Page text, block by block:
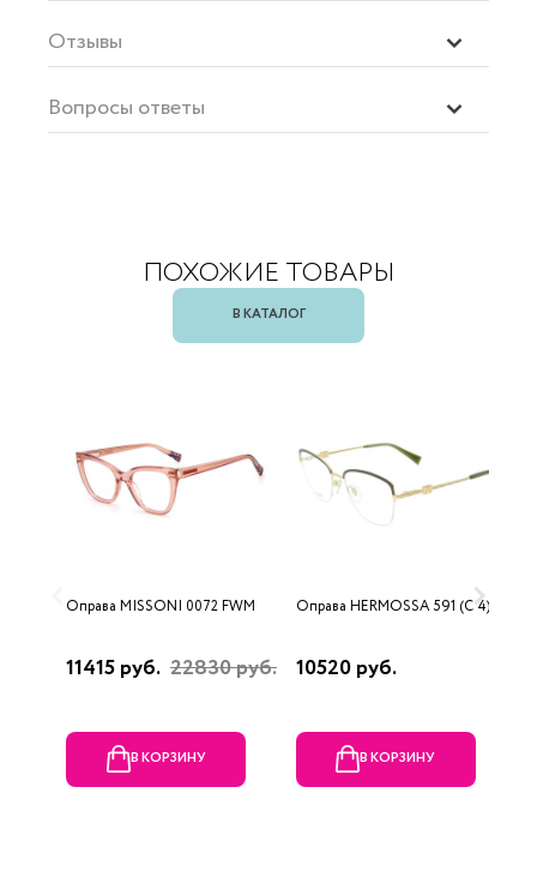
Отзывы
Вопросы ответы
ПОХОЖИЕ ТОВАРЫ
В КАТАЛОГ
Оправа MISSONI 0072 FWM
11415 руб. 22830 руб.
В КОРЗИНУ
Оправа HERMOSSA 591 (C 4)
10520 руб.
В КОРЗИНУ